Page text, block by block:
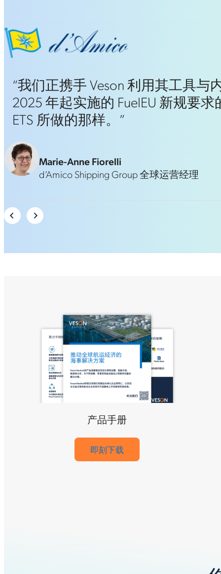
正携手 Veson 利用其工具与内部
年起实施的 FuelEU 新规要求的体
所做的那样。”
Marie-Anne Fiorelli
d’Amico Shipping Group 全球运营经理
产品手册
即刻下载